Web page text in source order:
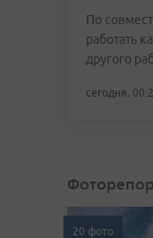
По
работать
другого
сегодня,
20 фото